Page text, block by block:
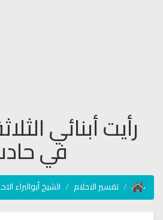
رأيت أبنائي
في
تفسير الاحلام الشيخ أبوالبراء